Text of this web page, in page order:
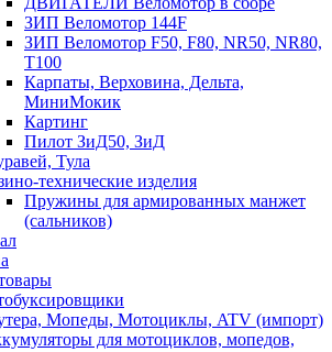
ЗИП Веломотор 144F
ЗИП Веломотор F50, F80, NR50, NR80,
T100
Карпаты, Верховина, Дельта,
МиниМокик
Картинг
Пилот ЗиД50, ЗиД
Тула
технические изделия
Пружины для армированных манжет
(сальников)
Мопеды, Мотоциклы, ATV (импорт)
для мотоциклов, мопедов,